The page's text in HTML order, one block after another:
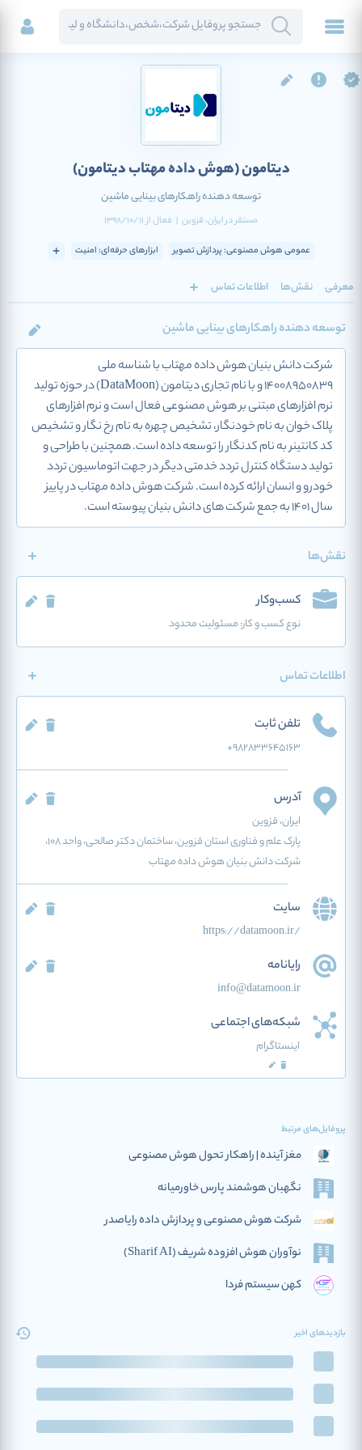
دیتامون(هوش داده مهتاب دیتامون)
توسعه دهنده راهکارهای بینایی ماشین
مستقر درایران، قزوین | فعالاز 1398/10/11
عمومی هوش مصنوعی: پردازش تصویر ابزارهای حرفه‌ای: امنیت
معرفی نقش‌ها اطلاعات تماس
توسعه دهنده راهکارهای بینایی ماشین
شرکت دانش بنیان هوش داده مهتاب با شناسه ملی
14008950839 و با نام تجاری دیتامون (DataMoon) در حوزه تولید
نرم افزارهای مبتنی بر هوش مصنوعی فعال است و نرم افزارهای
پلاک خوان به نام خودنگار، تشخیص چهره به نام رخ نگار و تشخیص
کد کانتینر به نام کدنگار را توسعه داده است. همچنین با طراحی و
تولید دستگاه کنترل تردد خدمتی دیگر در جهت اتوماسیون تردد
خودرو و انسان ارائه کرده است. شرکت هوش داده مهتاب در پاییز
سال ۱۴۰۱ به جمع شرکت های دانش بنیان پیوسته است.
نقش‌ها
کسب‌وکار
نوع کسب و کار:مسئولیت محدود
اطلاعات تماس
تلفن ثابت
+982833645163
آدرس
ایران، قزوین
پارک علم و فناوری استان قزوین، ساختمان دکتر صالحی، واحد ۱۰۸،
شرکت دانش بنیان هوش داده مهتاب
سایت
https://datamoon.ir/
رایانامه
info@datamoon.ir
شبکه‌های اجتماعی
اینستاگرام
پروفایل‌های مرتبط
مغز آینده | راهکار تحول هوش مصنوعی
نگهبان هوشمند پارس خاورمیانه
شرکت هوش مصنوعی و پردازش داده رایاصدر
نوآوران هوش افزوده‌ شریف (Sharif AI)
کهن سیستم فردا
بازدیدهای اخیر